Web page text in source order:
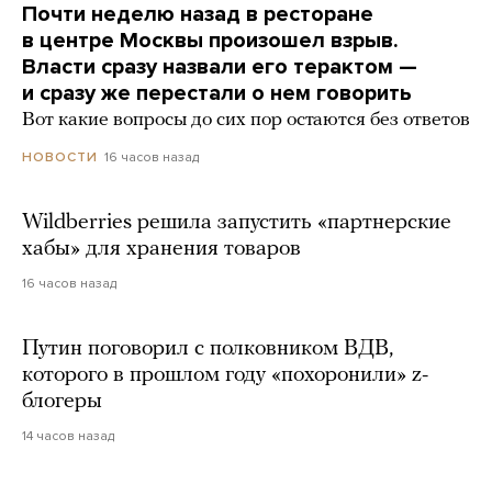
Почти неделю назад в ресторане
в центре Москвы произошел взрыв.
Власти сразу назвали его терактом —
и сразу же перестали о нем говорить
Вот какие вопросы до сих пор остаются без ответов
НОВОСТИ 16 часов назад
Wildberries решила запустить «партнерские
хабы» для хранения товаров
16 часов назад
Путин поговорил с полковником ВДВ,
которого в прошлом году «похоронили» z-
блогеры
14 часов назад